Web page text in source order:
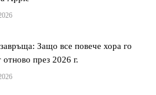
Защо все повече хора го
отново през 2026 г.